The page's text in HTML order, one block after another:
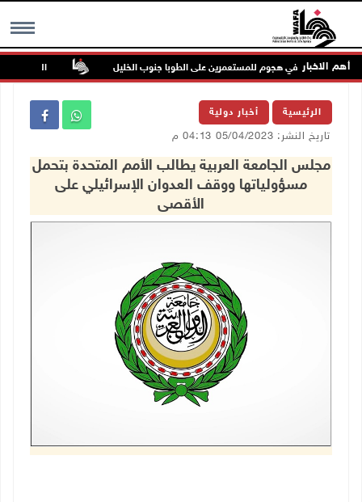
MENU أهم الاخبار
مساكن في هجوم للمستعمرين على الطوبا جنوب الخليل الاحتلال يقتحم
الرئيسية أخبار دولية
تاريخ النشر: 05/04/2023 04:13 م
مجلس الجامعة العربية يطالب الأمم المتحدة بتحمل
مسؤولياتها ووقف العدوان الإسرائيلي على
الأقصى